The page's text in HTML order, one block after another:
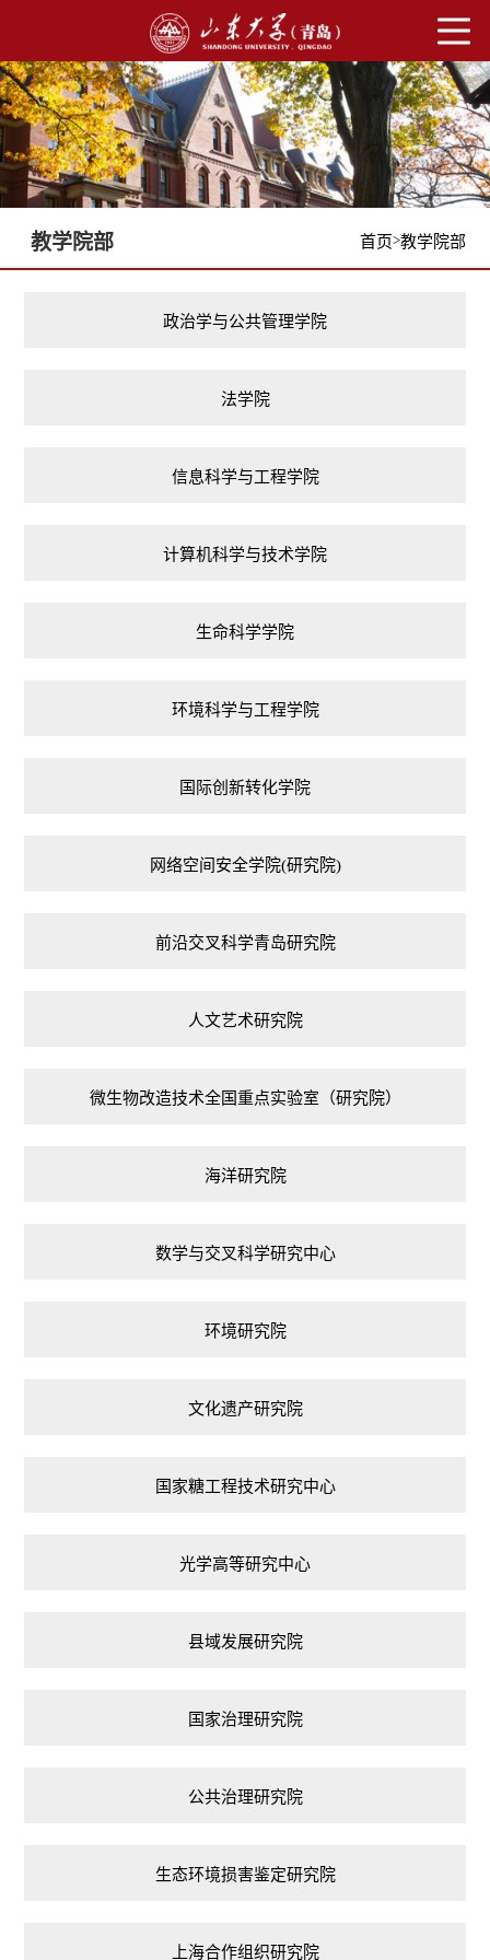
教学院部 首页>教学院部
政治学与公共管理学院
法学院
信息科学与工程学院
计算机科学与技术学院
生命科学学院
环境科学与工程学院
国际创新转化学院
网络空间安全学院(研究院)
前沿交叉科学青岛研究院
人文艺术研究院
微生物改造技术全国重点实验室（研究院）
海洋研究院
数学与交叉科学研究中心
环境研究院
文化遗产研究院
国家糖工程技术研究中心
光学高等研究中心
县域发展研究院
国家治理研究院
公共治理研究院
生态环境损害鉴定研究院
上海合作组织研究院